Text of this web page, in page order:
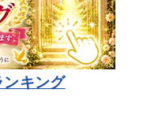
ンキング